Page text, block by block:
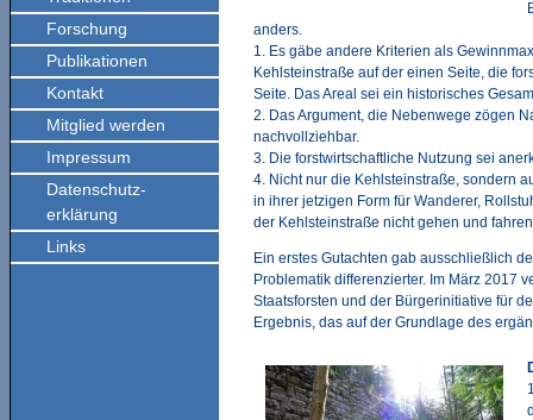
Forschung
Publikationen
Kontakt
Mitglied werden
Impressum
Datenschutz-
erklärung
Links
anders.
1. Es gäbe andere Kriterien als
Kehlsteinstraße auf der einen Seite, die
Seite. Das Areal sei ein historisches
2. Das Argument, die Nebenwege zögen
nachvollziehbar.
3. Die forstwirtschaftliche Nutzung sei
4. Nicht nur die Kehlsteinstraße, sondern
in ihrer jetzigen Form für Wanderer,
der Kehlsteinstraße nicht gehen und
Ein erstes Gutachten gab ausschließlich
Problematik differenzierter. Im März 2017
Staatsforsten und der Bürgerinitiative für
Ergebnis, das auf der Grundlage des